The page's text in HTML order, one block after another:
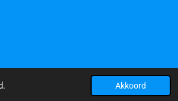
Akkoord